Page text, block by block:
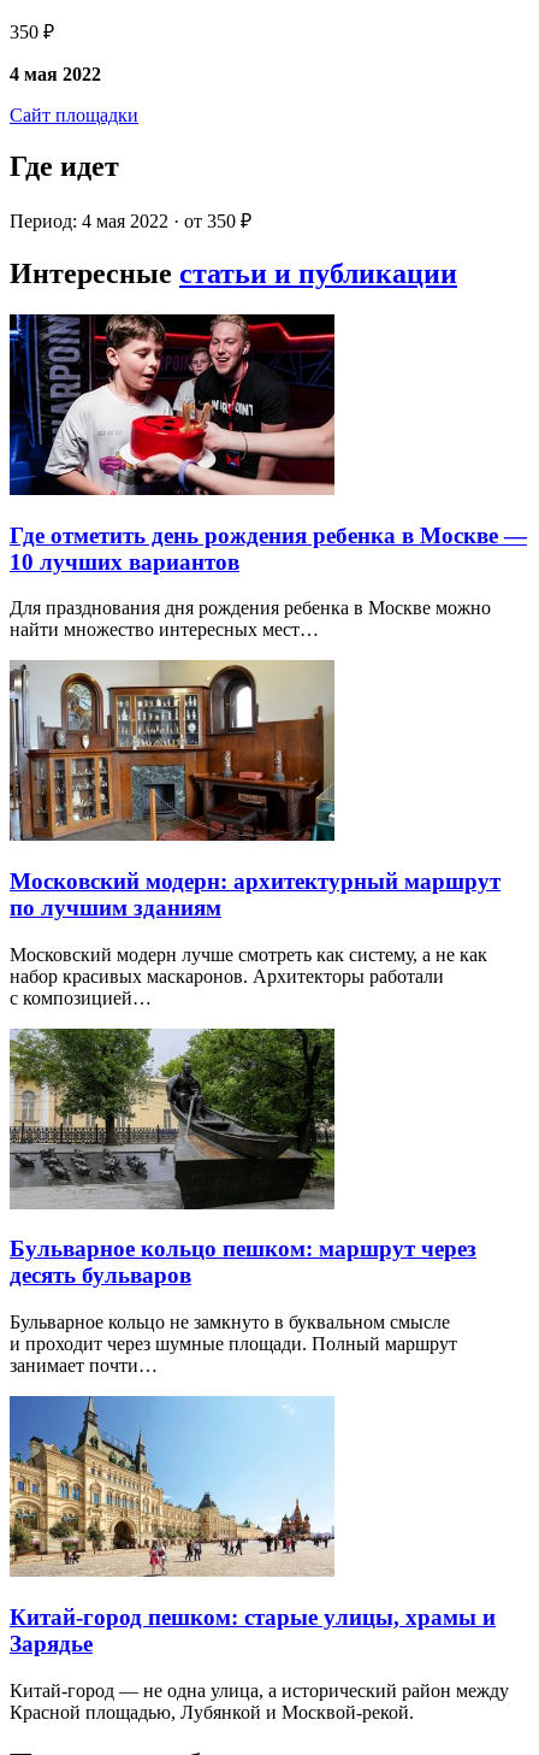
350 ₽
4 мая 2022
Сайт площадки
Где идет
Период: 4 мая 2022 · от 350 ₽
Интересные статьи и публикации
Где отметить день рождения ребенка в Москве —
10 лучших вариантов
Для празднования дня рождения ребенка в Москве можно
найти множество интересных мест…
Московский модерн: архитектурный маршрут
по лучшим зданиям
Московский модерн лучше смотреть как систему, а не как
набор красивых маскаронов. Архитекторы работали
с композицией…
Бульварное кольцо пешком: маршрут через
десять бульваров
Бульварное кольцо не замкнуто в буквальном смысле
и проходит через шумные площади. Полный маршрут
занимает почти…
Китай-город пешком: старые улицы, храмы и
Зарядье
Китай-город — не одна улица, а исторический район между
Красной площадью, Лубянкой и Москвой-рекой.